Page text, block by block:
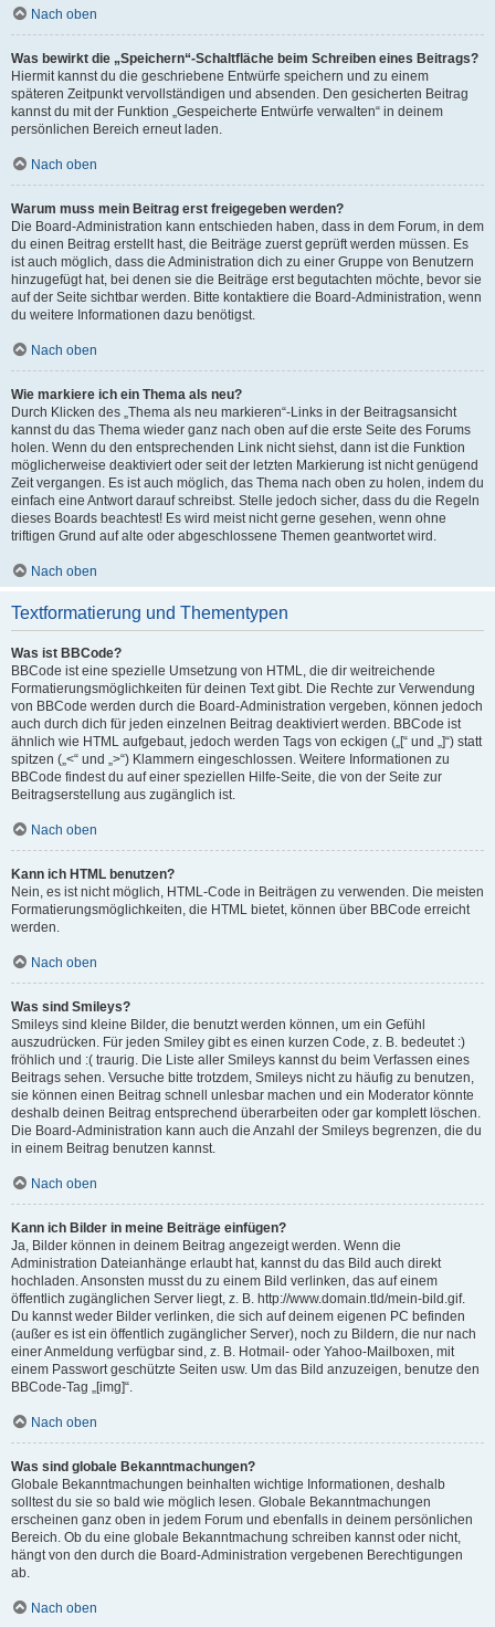
Nach oben
Was bewirkt die „Speichern“-Schaltfläche beim Schreiben eines Beitrags?
Hiermit kannst du die geschriebene Entwürfe speichern und zu einem
späteren Zeitpunkt vervollständigen und absenden. Den gesicherten Beitrag
kannst du mit der Funktion „Gespeicherte Entwürfe verwalten“ in deinem
persönlichen Bereich erneut laden.
Nach oben
Warum muss mein Beitrag erst freigegeben werden?
Die Board-Administration kann entschieden haben, dass in dem Forum, in dem
du einen Beitrag erstellt hast, die Beiträge zuerst geprüft werden müssen. Es
ist auch möglich, dass die Administration dich zu einer Gruppe von Benutzern
hinzugefügt hat, bei denen sie die Beiträge erst begutachten möchte, bevor sie
auf der Seite sichtbar werden. Bitte kontaktiere die Board-Administration, wenn
du weitere Informationen dazu benötigst.
Nach oben
Wie markiere ich ein Thema als neu?
Durch Klicken des „Thema als neu markieren“-Links in der Beitragsansicht
kannst du das Thema wieder ganz nach oben auf die erste Seite des Forums
holen. Wenn du den entsprechenden Link nicht siehst, dann ist die Funktion
möglicherweise deaktiviert oder seit der letzten Markierung ist nicht genügend
Zeit vergangen. Es ist auch möglich, das Thema nach oben zu holen, indem du
einfach eine Antwort darauf schreibst. Stelle jedoch sicher, dass du die Regeln
dieses Boards beachtest! Es wird meist nicht gerne gesehen, wenn ohne
triftigen Grund auf alte oder abgeschlossene Themen geantwortet wird.
Nach oben
Textformatierung und Thementypen
Was ist BBCode?
BBCode ist eine spezielle Umsetzung von HTML, die dir weitreichende
Formatierungsmöglichkeiten für deinen Text gibt. Die Rechte zur Verwendung
von BBCode werden durch die Board-Administration vergeben, können jedoch
auch durch dich für jeden einzelnen Beitrag deaktiviert werden. BBCode ist
ähnlich wie HTML aufgebaut, jedoch werden Tags von eckigen („[“ und „]“) statt
spitzen („<“ und „>“) Klammern eingeschlossen. Weitere Informationen zu
BBCode findest du auf einer speziellen Hilfe-Seite, die von der Seite zur
Beitragserstellung aus zugänglich ist.
Nach oben
Kann ich HTML benutzen?
Nein, es ist nicht möglich, HTML-Code in Beiträgen zu verwenden. Die meisten
Formatierungsmöglichkeiten, die HTML bietet, können über BBCode erreicht
werden.
Nach oben
Was sind Smileys?
Smileys sind kleine Bilder, die benutzt werden können, um ein Gefühl
auszudrücken. Für jeden Smiley gibt es einen kurzen Code, z. B. bedeutet :)
fröhlich und :( traurig. Die Liste aller Smileys kannst du beim Verfassen eines
Beitrags sehen. Versuche bitte trotzdem, Smileys nicht zu häufig zu benutzen,
sie können einen Beitrag schnell unlesbar machen und ein Moderator könnte
deshalb deinen Beitrag entsprechend überarbeiten oder gar komplett löschen.
Die Board-Administration kann auch die Anzahl der Smileys begrenzen, die du
in einem Beitrag benutzen kannst.
Nach oben
Kann ich Bilder in meine Beiträge einfügen?
Ja, Bilder können in deinem Beitrag angezeigt werden. Wenn die
Administration Dateianhänge erlaubt hat, kannst du das Bild auch direkt
hochladen. Ansonsten musst du zu einem Bild verlinken, das auf einem
öffentlich zugänglichen Server liegt, z. B. http://www.domain.tld/mein-bild.gif.
Du kannst weder Bilder verlinken, die sich auf deinem eigenen PC befinden
(außer es ist ein öffentlich zugänglicher Server), noch zu Bildern, die nur nach
einer Anmeldung verfügbar sind, z. B. Hotmail- oder Yahoo-Mailboxen, mit
einem Passwort geschützte Seiten usw. Um das Bild anzuzeigen, benutze den
BBCode-Tag „[img]“.
Nach oben
Was sind globale Bekanntmachungen?
Globale Bekanntmachungen beinhalten wichtige Informationen, deshalb
solltest du sie so bald wie möglich lesen. Globale Bekanntmachungen
erscheinen ganz oben in jedem Forum und ebenfalls in deinem persönlichen
Bereich. Ob du eine globale Bekanntmachung schreiben kannst oder nicht,
hängt von den durch die Board-Administration vergebenen Berechtigungen
ab.
Nach oben